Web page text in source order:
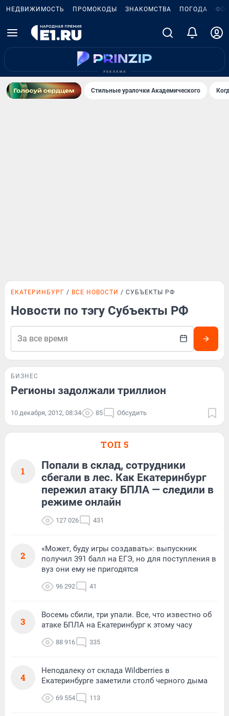
НЕДВИЖИМОСТЬ ПРОМОКОДЫ ЗНАКОМСТВА ПОГОДА
Стильные уралочки Академического
ЕКАТЕРИНБУРГ ВСЕ НОВОСТИ СУБЪЕКТЫ РФ
Новости по тэгу Субъекты РФ
БИЗНЕС
Регионы задолжали триллион
10 декабря, 2012, 08:34 85 Обсудить
ТОП 5
1
Попали в склад, сотрудники
сбегали в лес. Как Екатеринбург
пережил атаку БПЛА — следили в
режиме онлайн
127 026 431
2
«Может, буду игры создавать»: выпускник
получил 391 балл на ЕГЭ, но для поступления в
вуз они ему не пригодятся
96 292 41
3
Восемь сбили, три упали. Все, что известно об
атаке БПЛА на Екатеринбург к этому часу
88 916 335
4
Неподалеку от склада Wildberries в
Екатеринбурге заметили столб черного дыма
69 554 113